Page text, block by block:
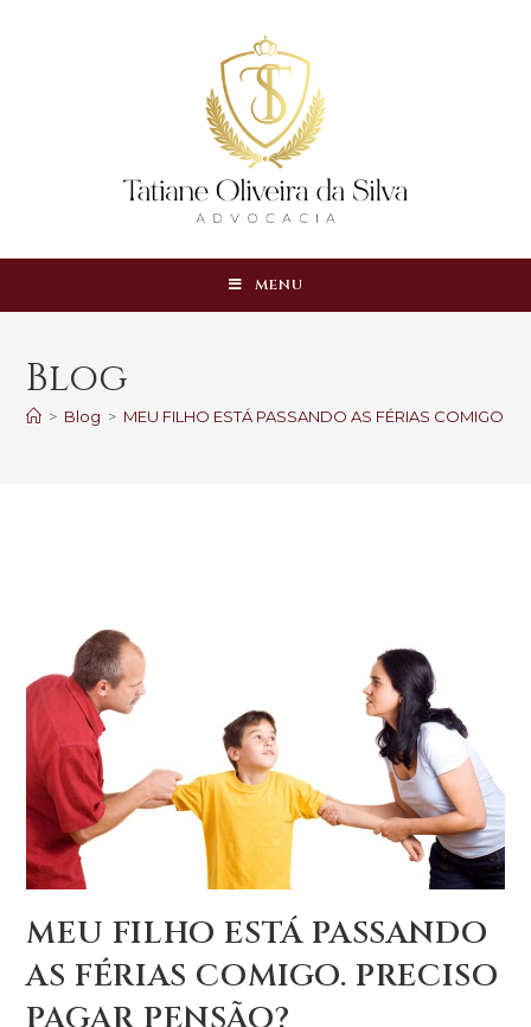
MENU
Blog
> Blog > MEU FILHO ESTÁ PASSANDO AS FÉRIAS COMIGO.
MEU FILHO ESTÁ PASSANDO
AS FÉRIAS COMIGO. PRECISO